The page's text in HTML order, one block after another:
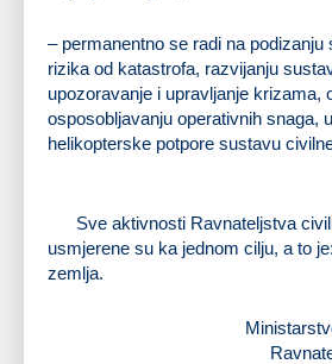
– permanentno se radi na podizanju
rizika od katastrofa, razvijanju
upozoravanje i upravljanje krizama,
osposobljavanju operativnih snaga,
helikopterske potpore sustavu
Sve aktivnosti Ravnateljstva
usmjerene su ka jednom cilju, a to
zemlja.